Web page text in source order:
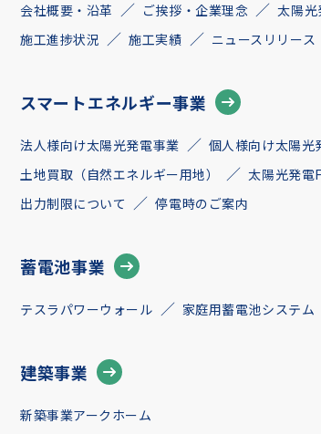
会社概要・沿革 ご挨拶・企業理念 太陽光
施工進捗状況
施工実績 ニュースリリース
スマートエネルギー事業
法人様向け太陽光発電事業 個人様向け太陽光
土地買取（自然エネルギー用地）
太陽光発電
出力制限について
停電時のご案内
蓄電池事業
テスラパワーウォール 家庭用蓄電池システム
建築事業
新築事業アークホーム